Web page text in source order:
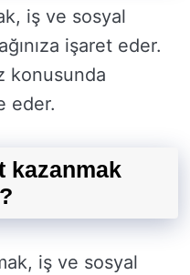
iş ve sosyal
işaret eder.
konusunda
eder.
kazanmak
iş ve sosyal